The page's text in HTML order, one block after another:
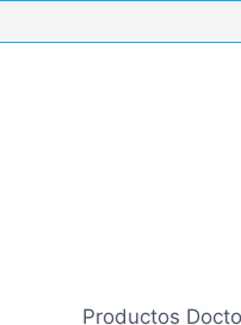
Productos